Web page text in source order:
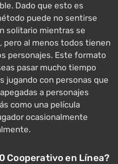
Dado que esto es
puede no sentirse
solitario mientras se
al menos todos tienen
personajes. Este formato
pasar mucho tiempo
jugando con personas que
a personajes
como una película
ocasionalmente
Cooperativo en Línea?